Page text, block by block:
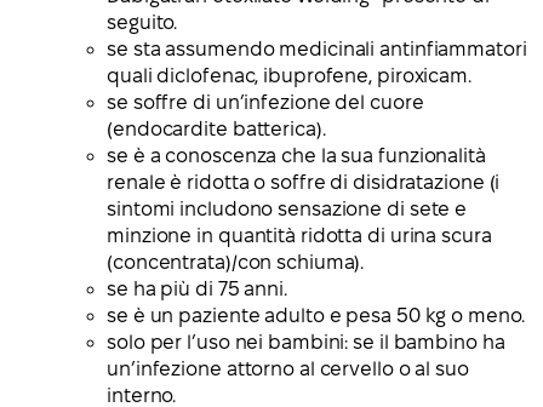
seguito.
se sta assumendo medicinali antinfiammatori
quali diclofenac, ibuprofene, piroxicam.
se soffre di un’infezione del cuore
(endocardite batterica).
se è a conoscenza che la sua funzionalità
renale è ridotta o soffre di disidratazione (i
sintomi includono sensazione di sete e
minzione in quantità ridotta di urina scura
(concentrata)/con schiuma).
se ha più di 75 anni.
se è un paziente adulto e pesa 50 kg o meno.
solo per l’uso nei bambini: se il bambino ha
un’infezione attorno al cervello o al suo
interno.